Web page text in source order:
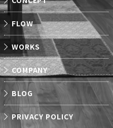
FLOW
WORKS
COMPANY
BLOG
PRIVACY POLICY